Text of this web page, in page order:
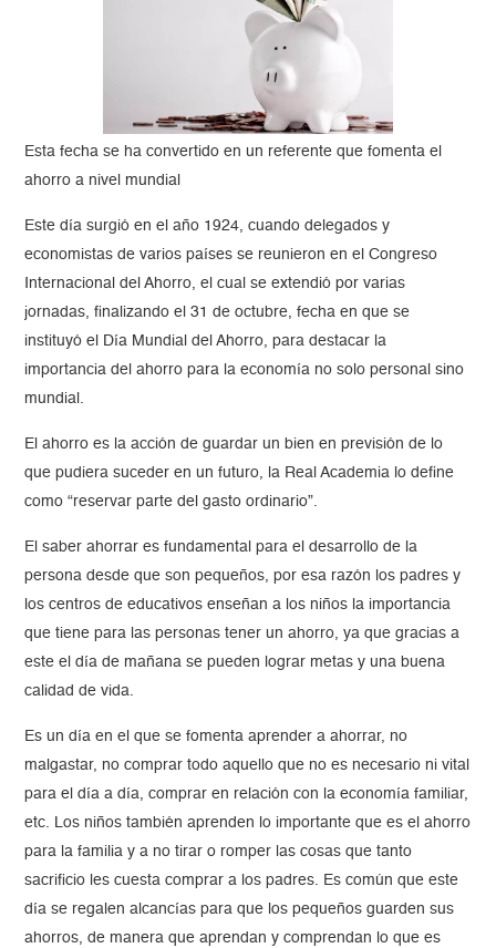
Esta fecha se ha convertido en un referente que fomenta el
ahorro a nivel mundial
Este día surgió en el año 1924, cuando delegados y
economistas de varios países se reunieron en el Congreso
Internacional del Ahorro, el cual se extendió por varias
jornadas, finalizando el 31 de octubre, fecha en que se
instituyó el Día Mundial del Ahorro, para destacar la
importancia del ahorro para la economía no solo personal sino
mundial.
El ahorro es la acción de guardar un bien en previsión de lo
que pudiera suceder en un futuro, la Real Academia lo define
como “reservar parte del gasto ordinario”.
El saber ahorrar es fundamental para el desarrollo de la
persona desde que son pequeños, por esa razón los padres y
los centros de educativos enseñan a los niños la importancia
que tiene para las personas tener un ahorro, ya que gracias a
este el día de mañana se pueden lograr metas y una buena
calidad de vida.
Es un día en el que se fomenta aprender a ahorrar, no
malgastar, no comprar todo aquello que no es necesario ni vital
para el día a día, comprar en relación con la economía familiar,
etc. Los niños también aprenden lo importante que es el ahorro
para la familia y a no tirar o romper las cosas que tanto
sacrificio les cuesta comprar a los padres. Es común que este
día se regalen alcancías para que los pequeños guarden sus
ahorros, de manera que aprendan y comprendan lo que es